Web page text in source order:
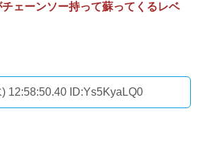
ェーンソー持って蘇ってくるレベ
12:58:50.40 ID:Ys5KyaLQ0